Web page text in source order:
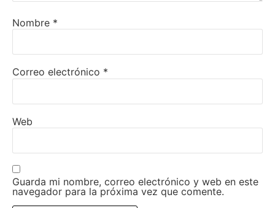
Nombre *
Correo electrónico *
Web
Guarda mi nombre, correo electrónico y web en este
navegador para la próxima vez que comente.